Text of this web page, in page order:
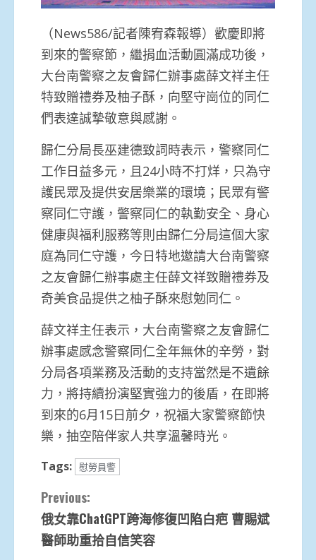
（News586/記者陳宥森報導）歡慶即將
到來的警察節，繼捐血活動圓滿成功後，
大台南警察之友會歸仁辦事處薛文祥主任
特致贈禮券及柚子酥，向堅守崗位的同仁
們表達誠摯敬意與感謝。
歸仁分局長巫建德致詞時表示，警察同仁
工作日益多元，且24小時不打烊，只為守
護民眾及提供安居樂業的環境；民眾有警
察同仁守護，警察同仁的執勤安全、身心
健康與福利服務等則由歸仁分局這個大家
庭為同仁守護，今日特地邀請大台南警察
之友會歸仁辦事處主任薛文祥致贈禮券及
奇美食品提供之柚子酥來慰勉同仁。
薛文祥主任表示，大台南警察之友會歸仁
辦事處感念警察同仁全年無休的辛勞，對
分局各項業務及活動的支持當然是不遺餘
力，將持續扮演堅實強力的後盾，在即將
到來的6月15日前夕，祝福大家警察節快
樂，抽空陪伴家人共享溫馨時光。
Tags: 慰勞員警
Continue
Reading
Previous:
俄女靠ChatGPT跨海修復凹陷白疤 曹賜斌
醫師助重拾自信笑容